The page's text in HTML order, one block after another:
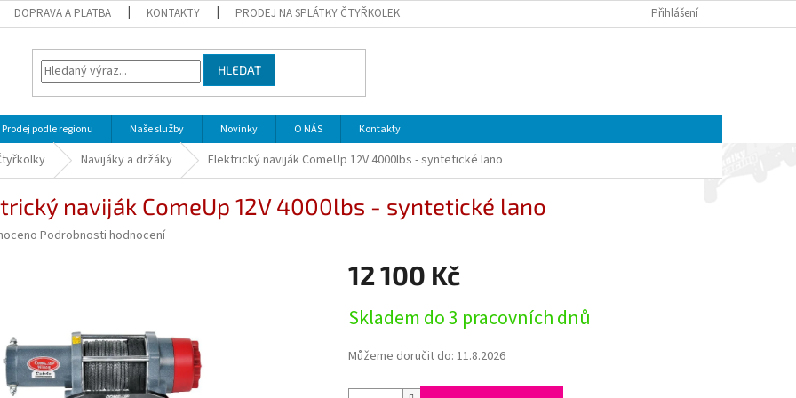
DOPRAVA A PLATBA KONTAKTY PRODEJ NA SPLÁTKY ČTYŘKOLEK A MOTOREK CFMOTO A GOES | ČTYŘKOLKY4U OBCHODNÍ PODMÍNKY
Přihlášení
HLEDAT
Prodej podle regionu Naše služby Novinky O NÁS Kontakty
Navijáky a držáky Elektrický naviják ComeUp 12V 4000lbs - syntetické lano
naviják ComeUp 12V 4000lbs - syntetické lano
Podrobnosti hodnocení
12 100 Kč
cena:
Skladem do 3 pracovních dnů
Můžeme doručit do: 11.8.2026